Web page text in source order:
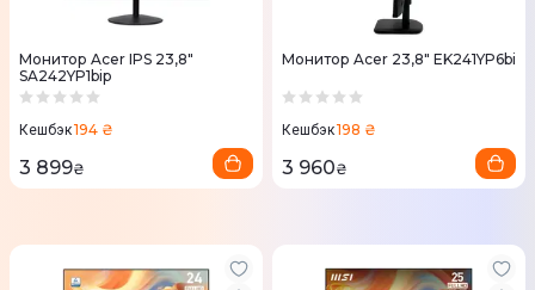
Монитор Acer IPS 23,8"
SA242YP1bip
Кешбэк194 ₴
3 899₴
Монитор Acer 23,8" EK241YP6bi
Кешбэк198 ₴
3 960₴